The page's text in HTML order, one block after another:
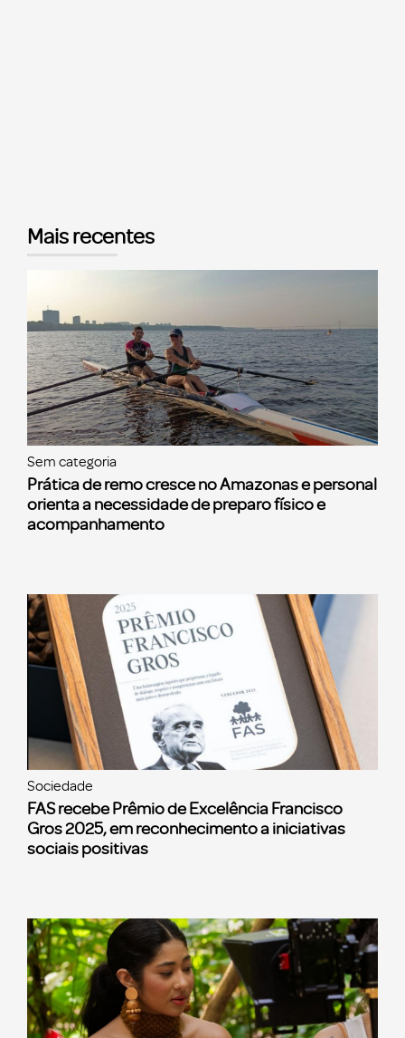
Mais recentes
Sem categoria
Prática de remo cresce no Amazonas e personal
orienta a necessidade de preparo físico e
acompanhamento
Sociedade
FAS recebe Prêmio de Excelência Francisco
Gros 2025, em reconhecimento a iniciativas
sociais positivas